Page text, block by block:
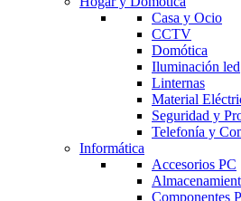
Casa y Ocio
CCTV
Domótica
Iluminación led
Linternas
Material
Seguridad y
Telefonía y
Informática
Accesorios PC
Componentes